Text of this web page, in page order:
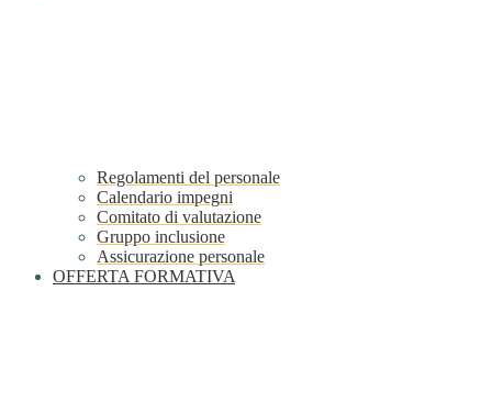
Regolamenti del personale
Calendario impegni
Comitato di valutazione
Gruppo inclusione
Assicurazione personale
OFFERTA FORMATIVA